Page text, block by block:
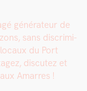
généra­teur de
sans dis­crim­i­
du Port
dis­cutez et
Amar­res !